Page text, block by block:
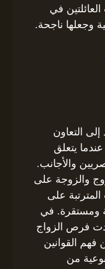
في
وجعلها ناجحة.
التعاون
يتعلق
والأجانب.
والزوجة على
على
ومستقرة. في
فرص الزواج
فهم القوانين
من